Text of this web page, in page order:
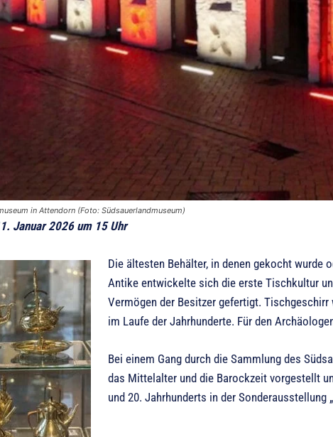
in Attendorn (Foto: Südsauerlandmuseum)
Januar 2026 um 15 Uhr
Die ältesten Behälter, in denen gekocht wurde
Antike entwickelte sich die erste Tischkultur
Vermögen der Besitzer gefertigt.
im Laufe der Jahrhunderte. Für den
Bei einem Gang durch die Sammlung des
das Mittelalter und die Barockzeit vorgestellt
und 20. Jahrhunderts in der Sonderausstellung